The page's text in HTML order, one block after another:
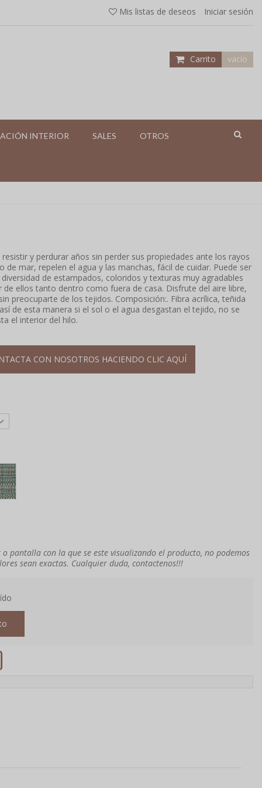
Iniciar sesión
Mis listas de deseos
Carrito vacío
INTERIOR SALES OTROS
resistir y perdurar años sin perder sus propiedades ante los rayos
de mar, repelen el agua y las manchas, fácil de cuidar. Puede ser
de estampados, coloridos y texturas muy agradables
de ellos tanto dentro como fuera de casa. Disfrute del aire libre,
preocuparte de los tejidos. Composición:. Fibra acrílica, teñida
de esta manera si el sol o el agua desgastan el tejido, no se
el interior del hilo.
CON NOSOTROS HACIENDO CLIC AQUÍ
pantalla con la que se este visualizando el producto, no podemos
sean exactas. Cualquier duda, contactenos!!!